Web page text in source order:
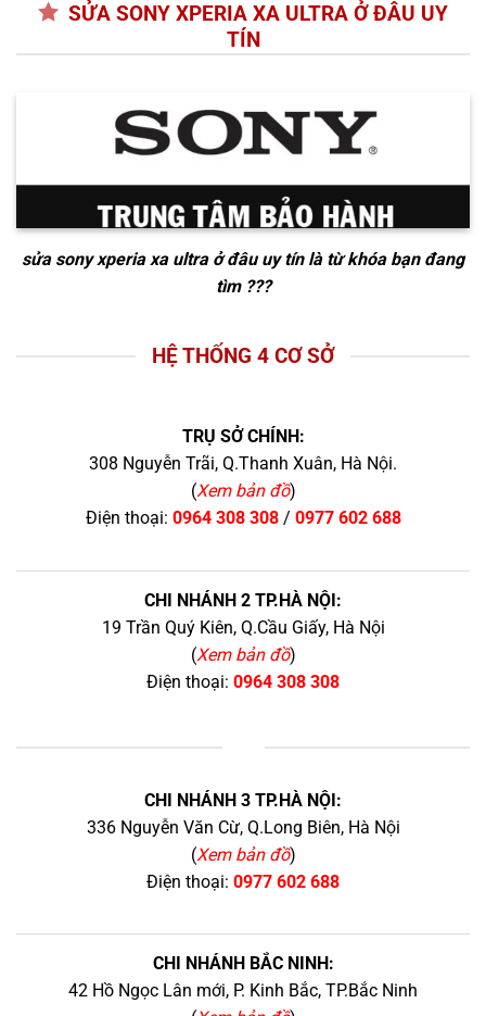
SỬA SONY XPERIA XA ULTRA Ở ĐÂU UY
TÍN
sửa sony xperia xa ultra ở đâu uy tínlà từ khóa bạn đang
tìm ???
HỆ THỐNG 4 CƠ SỞ
TRỤ SỞ CHÍNH:
308 Nguyễn Trãi, Q.Thanh Xuân, Hà Nội.
(Xem bản đồ)
Điện thoại: 0964 308 308/ 0977 602 688
CHI NHÁNH 2 TP.HÀ NỘI:
19 Trần Quý Kiên, Q.Cầu Giấy, Hà Nội
(Xem bản đồ)
Điện thoại: 0964 308 308
CHI NHÁNH 3 TP.HÀ NỘI:
336 Nguyễn Văn Cừ, Q.Long Biên, Hà Nội
(Xem bản đồ)
Điện thoại: 0977 602 688
CHI NHÁNH BẮC NINH:
42 Hồ Ngọc Lân mới, P. Kinh Bắc, TP.Bắc Ninh